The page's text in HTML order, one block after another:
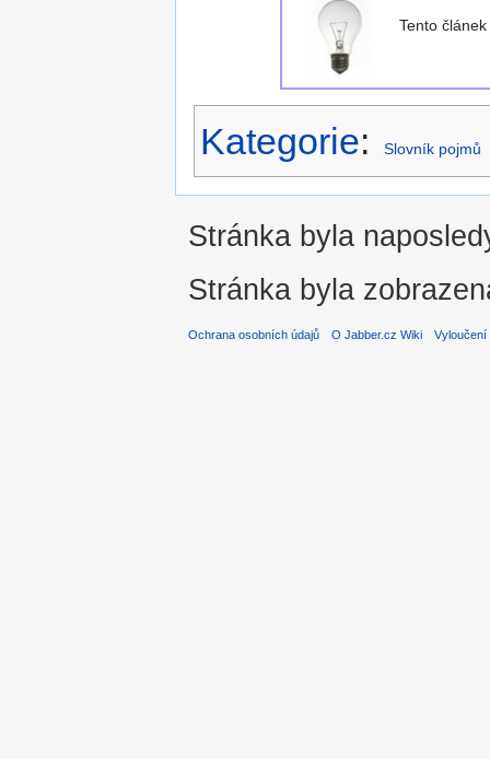
Tento
Kategorie: Slovník pojmů
Stránka byla
Stránka byla
Ochrana osobních údajů O Jabber.cz Wiki Vyloučení